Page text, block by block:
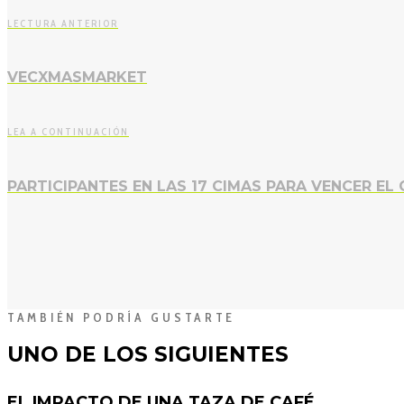
LECTURA ANTERIOR
VECXMASMARKET
LEA A CONTINUACIÓN
PARTICIPANTES EN LAS 17 CIMAS PARA VENCER EL
TAMBIÉN PODRÍA GUSTARTE
UNO DE LOS SIGUIENTES